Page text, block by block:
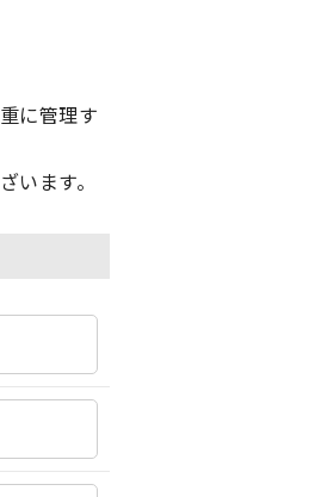
に管理す
います。